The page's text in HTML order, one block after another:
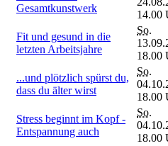
Gesamtkunstwerk
14.00
Fit und gesund in die
letzten Arbeitsjahre
So.
18.00
...und plötzlich spürst du,
dass du älter wirst
So.
18.00
Stress beginnt im Kopf -
Entspannung auch
So.
18.00